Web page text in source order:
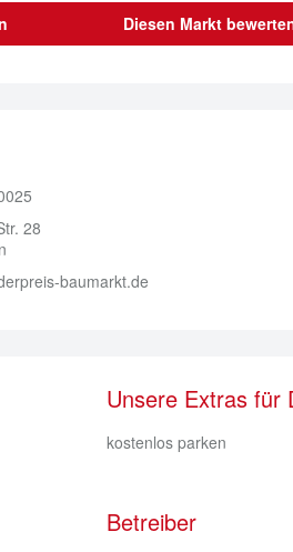
Diesen Markt
28
baumarkt.de
Unsere Extras für
kostenlos parken
Betreiber